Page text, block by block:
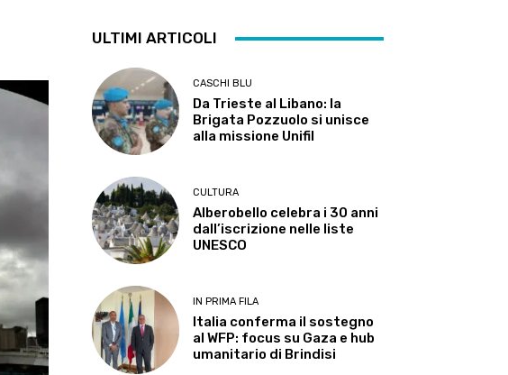
ULTIMI ARTICOLI
CASCHI BLU
Da Trieste al Libano: la
Brigata Pozzuolo si unisce
alla missione Unifil
CULTURA
Alberobello celebra i 30 anni
dall’iscrizione nelle liste
UNESCO
IN PRIMA FILA
Italia conferma il sostegno
al WFP: focus su Gaza e hub
umanitario di Brindisi